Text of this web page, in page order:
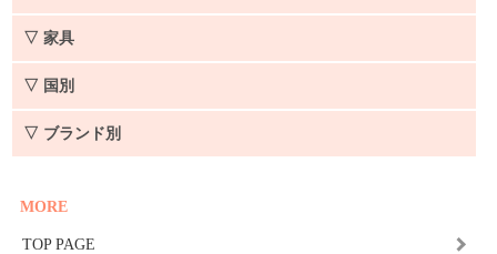
▽ 家具
▽ 国別
▽ ブランド別
MORE
TOP PAGE